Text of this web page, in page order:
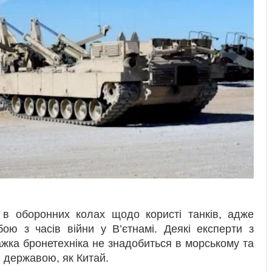
оборонних колах щодо користі танків, адже
з часів війни у В’єтнамі. Деякі експерти з
бронетехніка не знадобиться в морському та
державою, як Китай.